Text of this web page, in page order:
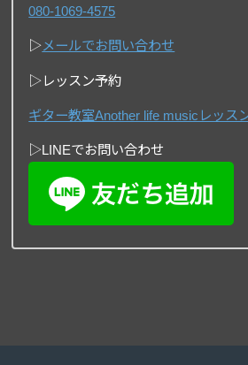
080-1069-4575
▷メールでお問い合わせ
▷レッスン予約
ギター教室Another life musicレッス
▷LINEでお問い合わせ